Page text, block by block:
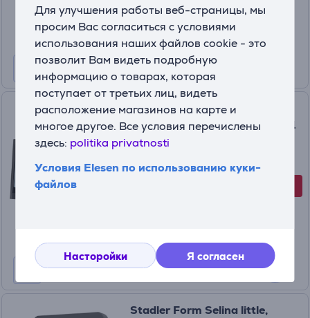
Для улучшения работы веб-страницы, мы
просим Вас согласиться с условиями
использования наших файлов cookie - это
позволит Вам видеть подробную
информацию о товарах, которая
поступает от третьих лиц, видеть
расположение магазинов на карте и
многое другое. Все условия перечислены
здесь: politika privatnosti
Условия Elesen по использованию куки-
файлов
Насторойки Я согласен
1199 €
Hama Full Touch, черный -
Термометр Товар - 00186421
00186421
Stadler Form Selina little,